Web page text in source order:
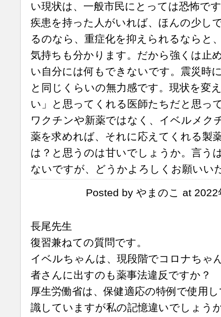
い現状は、一般市民にとっては恐怖で
疾患を持った人がいれば、ほんの少し
るのなら、重症化を抑えられるならと
気持ちも分かります。だから強くは止
い自分には何もできないです。震災時
と同じくらいの無力感です。現状を変
い」と思ってくれる医師たちだと思っ
ワクチンや新薬ではなく、イベルメク
薬を求めれば、それに応えてくれる製
は？と思うのは甘いでしょうか。言う
ないですが、どうかよろしくお願いい
Posted by やまのこ at
長尾先生
復習兼ねての質問です。
イベルちゃんは、現段階でコロナちゃ
者さんに出すのも薬事法違反ですか？
厚生労働省は、保健適応の特例で使用
識していますが私の記憶違いでしょう